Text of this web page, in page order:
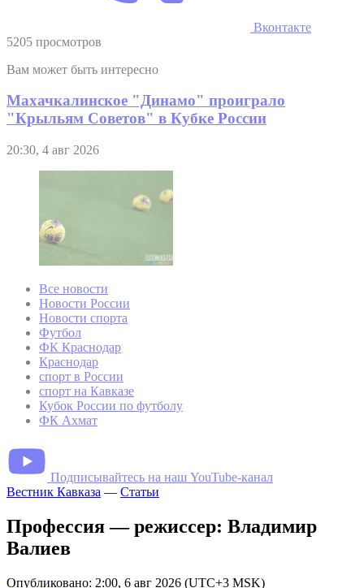
Вконтакте
5205 просмотров
Вам может быть интересно
Махачкалинское "Динамо" проиграло
"Крыльям Советов" в Кубке России
20:30, 4 авг 2026
Все новости
Новости России
Новости спорта
Футбол
ФК Краснодар
Краснодар
спорт в России
спорт на Кавказе
Кубок России по футболу
ФК Ахмат
Подписывайтесь на наш YouTube-канал
Вестник Кавказа — Статьи
Профессия — режиссер: Владимир
Валиев
Опубликовано: 2:00, 6 авг 2026 (UTC+3 MSK)